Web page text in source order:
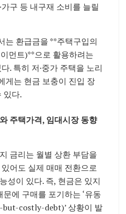
가구 등 내구재 소비를 늘릴
는 환급금을 **주택구입의
먼트)**으로 활용하려는
. 특히 저·중가 주택을 노리
게는 현금 보충이 진입 장
있다.
주택가격, 임대시장 동향
금리는 월별 상환 부담을
어도 실제 매매 전환으로
성이 있다. 즉, 현금은 있지
에 구매를 포기하는 ‘유동
costly-debt)’ 상황이 발